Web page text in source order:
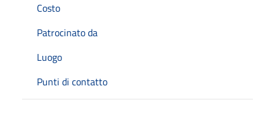
Costo
Patrocinato da
Luogo
Punti di contatto